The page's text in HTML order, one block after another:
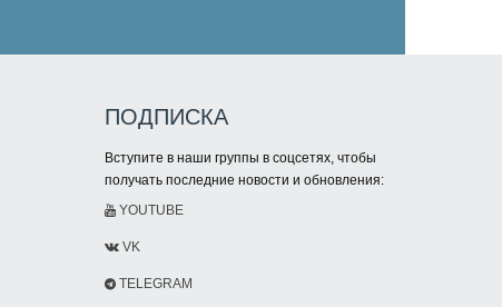
ПОДПИСКА
Вступите в наши группы в соцсетях, чтобы
получать последние новости и обновления:
YOUTUBE
VK
TELEGRAM